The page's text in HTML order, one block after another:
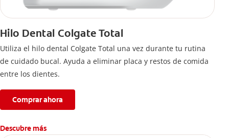
Hilo Dental Colgate Total
Utiliza el hilo dental Colgate Total una vez durante tu rutina
de cuidado bucal. Ayuda a eliminar placa y restos de comida
entre los dientes.
Comprar ahora
Descubre más